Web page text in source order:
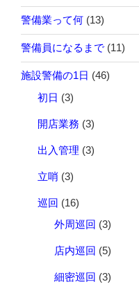
警備業って何 (13)
警備員になるまで (11)
施設警備の1日 (46)
初日 (3)
開店業務 (3)
出入管理 (3)
立哨 (3)
巡回 (16)
外周巡回 (3)
店内巡回 (5)
細密巡回 (3)